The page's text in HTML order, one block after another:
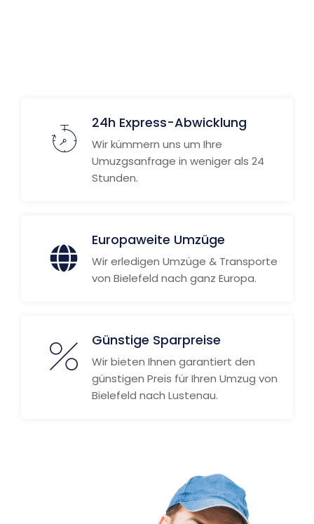
24h Express-Abwicklung
Wir kümmern uns um Ihre
Umuzgsanfrage in weniger als 24
Stunden.
Europaweite Umzüge
Wir erledigen Umzüge & Transporte
von Bielefeld nach ganz Europa.
Günstige Sparpreise
Wir bieten Ihnen garantiert den
günstigen Preis für Ihren Umzug von
Bielefeld nach Lustenau.